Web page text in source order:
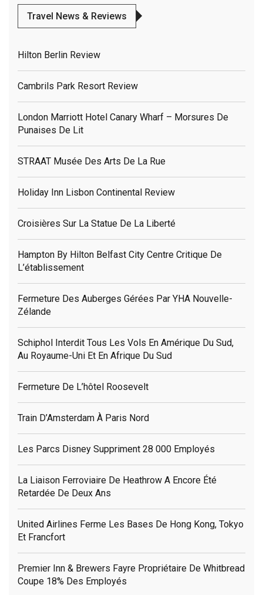
Travel News & Reviews
Hilton Berlin Review
Cambrils Park Resort Review
London Marriott Hotel Canary Wharf – Morsures De
Punaises De Lit
STRAAT Musée Des Arts De La Rue
Holiday Inn Lisbon Continental Review
Croisières Sur La Statue De La Liberté
Hampton By Hilton Belfast City Centre Critique De
L’établissement
Fermeture Des Auberges Gérées Par YHA Nouvelle-
Zélande
Schiphol Interdit Tous Les Vols En Amérique Du Sud,
Au Royaume-Uni Et En Afrique Du Sud
Fermeture De L’hôtel Roosevelt
Train D’Amsterdam À Paris Nord
Les Parcs Disney Suppriment 28 000 Employés
La Liaison Ferroviaire De Heathrow A Encore Été
Retardée De Deux Ans
United Airlines Ferme Les Bases De Hong Kong, Tokyo
Et Francfort
Premier Inn & Brewers Fayre Propriétaire De Whitbread
Coupe 18% Des Employés